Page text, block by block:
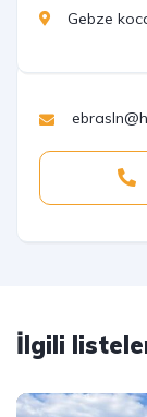
Gebze
İlgili